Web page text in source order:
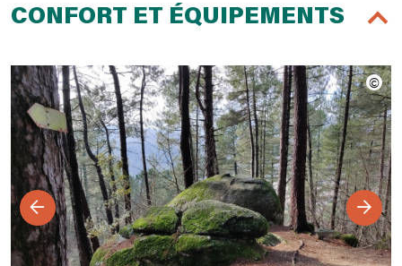
CONFORT ET ÉQUIPEMENTS